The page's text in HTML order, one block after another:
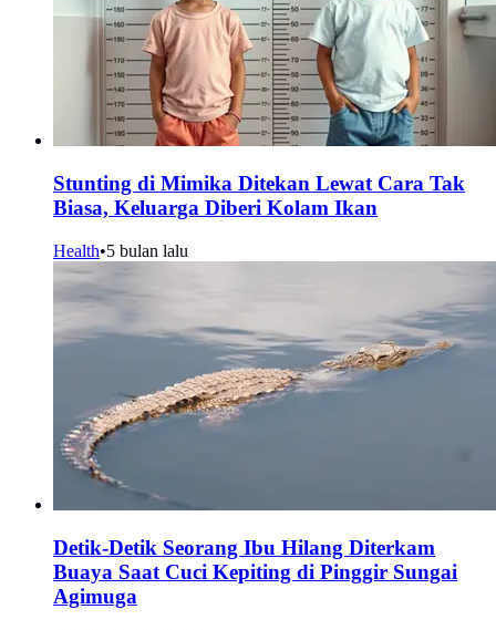
Stunting di Mimika Ditekan Lewat Cara Tak
Biasa, Keluarga Diberi Kolam Ikan
Health•5 bulan lalu
Detik-Detik Seorang Ibu Hilang Diterkam
Buaya Saat Cuci Kepiting di Pinggir Sungai
Agimuga